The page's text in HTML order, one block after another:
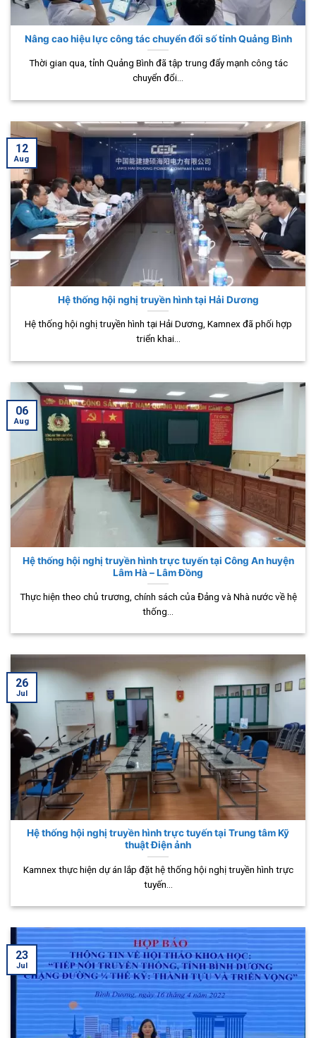
Nâng cao hiệu lực công tác chuyển đổi số tỉnh Quảng Bình
Thời gian qua, tỉnh Quảng Bình đã tập trung đẩy mạnh công tác
chuyển đổi...
Hệ thống hội nghị truyền hình tại Hải Dương
Hệ thống hội nghị truyền hình tại Hải Dương, Kamnex đã phối hợp
triển khai...
12
Aug
Hệ thống hội nghị truyền hình trực tuyến tại Công An huyện
Lâm Hà – Lâm Đồng
Thực hiện theo chủ trương, chính sách của Đảng và Nhà nước về hệ
thống...
06
Aug
Hệ thống hội nghị truyền hình trực tuyến tại Trung tâm Kỹ
thuật Điện ảnh
Kamnex thực hiện dự án lắp đặt hệ thống hội nghị truyền hình trực
tuyến...
26
Jul
23
Jul